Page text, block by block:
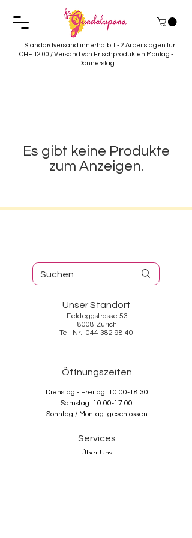
Standardversand innerhalb 1 - 2 Arbeitstagen für
CHF 12.00 / Versand von Frischprodukten Montag -
Donnerstag
Es gibt keine Produkte
zum Anzeigen.
Unser Standort
Feldeggstrasse 53
8008 Zürich
Tel. Nr.: 044 382 98 40
Öffnungszeiten
Dienstag - Freitag: 10:00-18:30
Samstag: 10:00-17:00
Sonntag / Montag: geschlossen
Services
Über Uns